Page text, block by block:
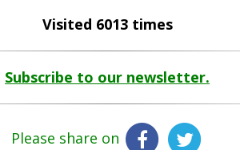
Visited 6013 times
Subscribe to our newsletter.
Please share on